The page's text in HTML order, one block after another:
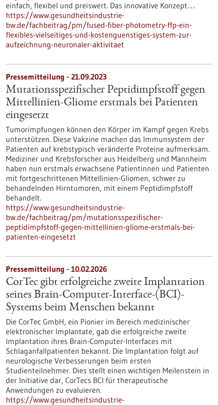
einfach, flexibel und preiswert. Das innovative Konzept…
https://www.gesundheitsindustrie-
bw.de/fachbeitrag/pm/fused-fiber-photometry-ffp-ein-
flexibles-vielseitiges-und-kostenguenstiges-system-zur-
aufzeichnung-neuronaler-aktivitaet
Pressemitteilung - 21.09.2023
Mutationsspezifischer Peptidimpfstoff gegen
Mittellinien-Gliome erstmals bei Patienten
eingesetzt
Tumorimpfungen können den Körper im Kampf gegen Krebs
unterstützen. Diese Vakzine machen das Immunsystem der
Patienten auf krebstypisch veränderte Proteine aufmerksam.
Mediziner und Krebsforscher aus Heidelberg und Mannheim
haben nun erstmals erwachsene Patientinnen und Patienten
mit fortgeschrittenen Mittellinien-Gliomen, schwer zu
behandelnden Hirntumoren, mit einem Peptidimpfstoff
behandelt.
https://www.gesundheitsindustrie-
bw.de/fachbeitrag/pm/mutationsspezifischer-
peptidimpfstoff-gegen-mittellinien-gliome-erstmals-bei-
patienten-eingesetzt
Pressemitteilung - 10.02.2026
CorTec gibt erfolgreiche zweite Implantation
seines Brain-Computer-Interface-(BCI)-
Systems beim Menschen bekannt
Die CorTec GmbH, ein Pionier im Bereich medizinischer
elektronischer Implantate, gab die erfolgreiche zweite
Implantation ihres Brain-Computer-Interfaces mit
Schlaganfallpatienten bekannt. Die Implantation folgt auf
neurologische Verbesserungen beim ersten
Studienteilnehmer. Dies stellt einen wichtigen Meilenstein in
der Initiative dar, CorTecs BCI für therapeutische
Anwendungen zu evaluieren.
https://www.gesundheitsindustrie-